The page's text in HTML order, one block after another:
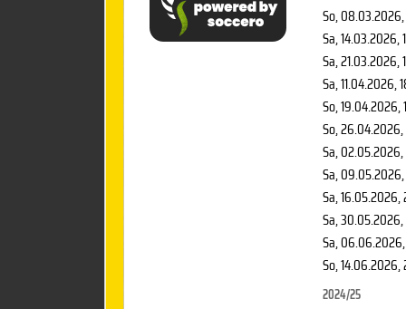
So, 08.03.2026,
Sa, 14.03.2026,
Sa, 21.03.2026,
Sa, 11.04.2026,
So, 19.04.2026,
So, 26.04.2026,
Sa, 02.05.2026,
Sa, 09.05.2026
Sa, 16.05.2026,
Sa, 30.05.2026,
Sa, 06.06.2026
So, 14.06.2026,
2024/25